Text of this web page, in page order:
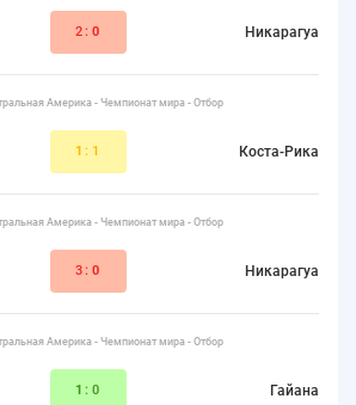
2: 0 Никарагуа
Америка - Чемпионат мира - Отбор
1:1 Коста-Рика
Америка - Чемпионат мира - Отбор
3: 0 Никарагуа
Америка - Чемпионат мира - Отбор
1:0 Гайана